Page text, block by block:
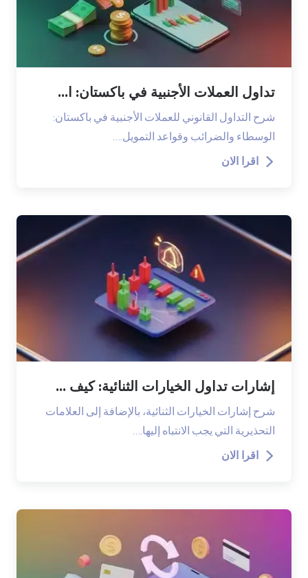
تداول العملات الأجنبية في باكستان: ا...
شرح التداول القانوني للعملات الأجنبية في باكستان:
الوسطاء والضرائب وقواعد التمويل.…
اقرا الان
إشارات تداول الخيارات الثنائية: كيف ...
شرح إشارات الخيارات الثنائية، بالإضافة إلى العلامات
التحذيرية التي يجب الانتباه إليها.…
اقرا الان